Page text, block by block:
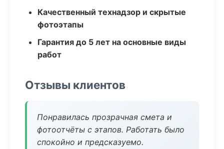
Качественный технадзор и скрытые
фотоэтапы
Гарантия до 5 лет на основные виды
работ
Отзывы клиентов
Понравилась прозрачная смета и
фотоотчёты с этапов. Работать было
спокойно и предсказуемо.